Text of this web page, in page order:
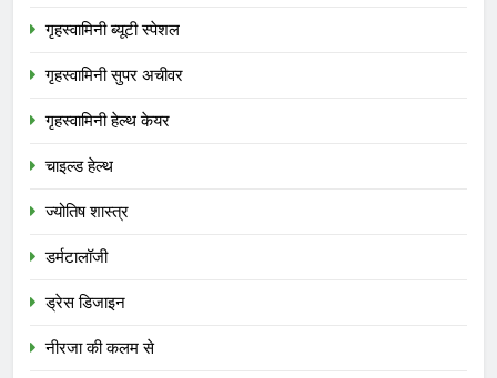
गृहस्वामिनी ब्यूटी स्पेशल
गृहस्वामिनी सुपर अचीवर
गृहस्वामिनी हेल्थ केयर
चाइल्ड हेल्थ
ज्योतिष शास्त्र
डर्मटालॉजी
ड्रेस डिजाइन
नीरजा की कलम से